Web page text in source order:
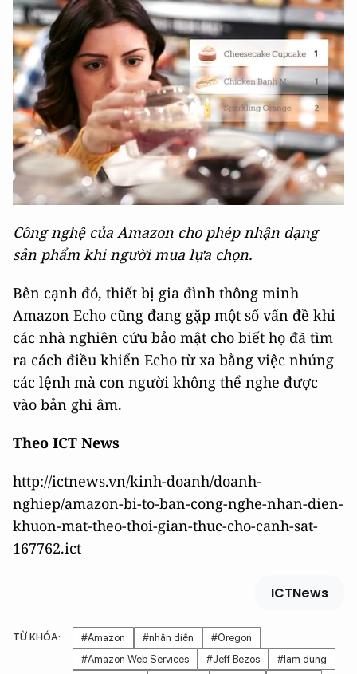
Công nghệ của Amazon cho phép nhận dạng
sản phẩm khi người mua lựa chọn.
Bên cạnh đó, thiết bị gia đình thông minh
Amazon Echo cũng đang gặp một số vấn đề khi
các nhà nghiên cứu bảo mật cho biết họ đã tìm
ra cách điều khiển Echo từ xa bằng việc nhúng
các lệnh mà con người không thể nghe được
vào bản ghi âm.
Theo ICT News
http://ictnews.vn/kinh-doanh/doanh-
nghiep/amazon-bi-to-ban-cong-nghe-nhan-dien-
khuon-mat-theo-thoi-gian-thuc-cho-canh-sat-
167762.ict
ICTNews
TỪ KHÓA: #Amazon #nhận diện
#Oregon
#Amazon Web Services
#Jeff Bezos
#lạm dụng